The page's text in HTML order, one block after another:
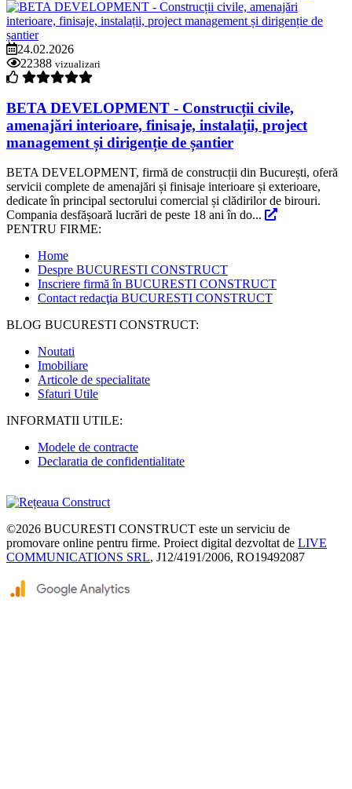
24.02.2026
22388 vizualizari
BETA DEVELOPMENT - Construcții civile,
amenajări interioare, finisaje, instalații, project
management și dirigenție de șantier
BETA DEVELOPMENT, firmă de construcții din București, oferă
servicii complete de amenajări și finisaje interioare și exterioare,
dedicate în principal sectorului comercial și clădirilor de birouri.
Compania desfășoară lucrări de peste 18 ani în do...
PENTRU FIRME:
Home
Despre BUCURESTI CONSTRUCT
Inscriere firmă în BUCURESTI CONSTRUCT
Contact redacţia BUCURESTI CONSTRUCT
BLOG BUCURESTI CONSTRUCT:
Noutati
Imobiliare
Articole de specialitate
Sfaturi Utile
INFORMATII UTILE:
Modele de contracte
Declaratia de confidentialitate
©2026 BUCURESTI CONSTRUCT este un serviciu de
promovare online pentru firme. Proiect digital dezvoltat de LIVE
COMMUNICATIONS SRL, J12/4191/2006, RO19492087